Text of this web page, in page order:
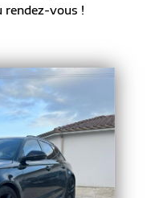
rendez-vous !